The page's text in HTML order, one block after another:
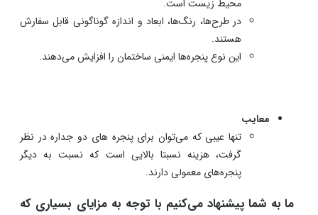
محیط زیست است.
در طرح‌ها، رنگ‌ها، ابعاد و اندازه گوناگونی قابل سفارش
هستند.
این نوع پنجره‌ها ایمنی ساختمان را افزایش می‌دهند.
معایب
تنها عیبی که می‌توان برای پنجره های دو جداره در نظر
گرفت، هزینه نسبتا بالایی است که نسبت به دیگر
پنجره‌های معمولی دارند.
ما به شما پیشنهاد می‌کنیم با توجه به مزایای بسیاری که